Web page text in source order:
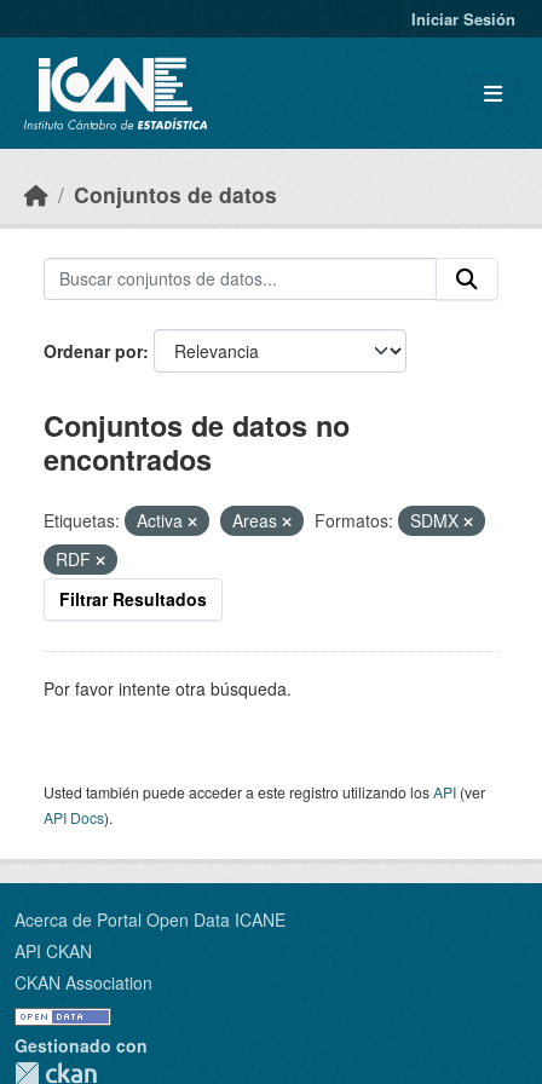
Iniciar Sesión
Conjuntos de datos
Ordenar por
Conjuntos de datos no
encontrados
Etiquetas: Activa Areas Formatos:
SDMX
RDF
Filtrar Resultados
Por favor intente otra búsqueda.
Usted también puede acceder a este registro utilizando losAPI (ver
API Docs).
Acerca de Portal Open Data ICANE
API CKAN
CKAN Association
Gestionado con